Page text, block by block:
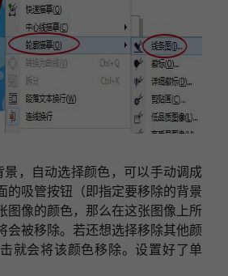
，自动选择颜色，可以手动调成
的吸管按钮（即指定要移除的背景
图像的颜色，那么在这张图像上所
会被移除。若还想选择移除其他颜
就会将该颜色移除。设置好了单